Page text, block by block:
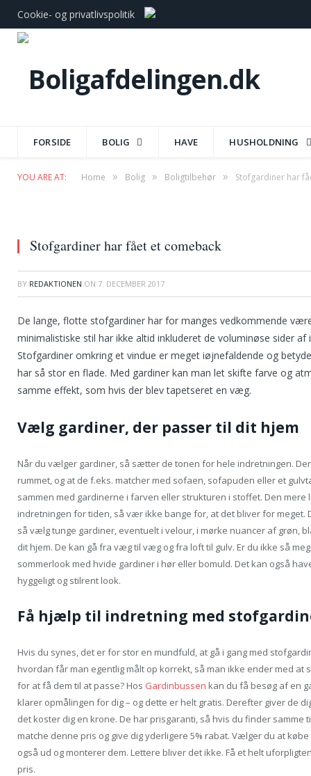
Cookie- og privatlivspolitik
FORSIDE BOLIG HAVE HUSHOLDNING
YOU ARE AT: Home » Bolig » Boligtilbehør » Stofgardiner har
Stofgardiner har fået et comeback
BY REDAKTIONEN ON 7. DECEMBER 2017
De lange, flotte stofgardiner har for manges vedkommende
minimalistiske stil har ikke altid inkluderet de voluminøse sider
Stofgardiner omkring et vindue er meget iøjnefaldende og
har så stor en flade. Med gardiner kan man let skifte farve og
samme effekt, som hvis der blev tapetseret en væg.
Vælg gardiner, der passer til dit hjem
Når du vælger gardiner, så sætter de tonen for hele indretningen.
rummet, og at de f.eks. matcher med sofaen, sofapuden eller et
sammen med gardinerne i farven eller strukturen i stoffet. Den
indretningen for tiden, så vær ikke bange for, at det bliver for meget.
så vælg tunge gardiner, eventuelt i velour, i mørke nuancer af grøn,
dit hjem. De kan gå fra væg til væg og fra loft til gulv. Er du ikke så
sommerlook med hvide gardiner i hør eller bomuld. Det kan også
hyggeligt og stilrent look.
Få hjælp til indretning med
Hvis du synes, det er for stor en mundfuld, at gå i gang med
hvordan får man egentlig målt op korrekt, så man ikke ender med at
for at få dem til at passe? Hos Gardinbussen kan du få besøg af en
klarer opmålingen for dig – og dette er helt gratis. Derefter giver de
det koster dig en krone. De har prisgaranti, så hvis du finder samme
matche denne pris og give dig yderligere 5% rabat. Vælger du at
også ud og monterer dem. Lettere bliver det ikke. Få et helt
pris.